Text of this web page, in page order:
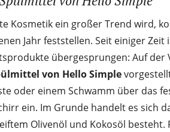
Kosmetik ein großer Trend wird,
Jahr feststellen. Seit einiger
übergesprungen: Auf der
von Hello Simple
oder einem Schwamm über das
ein. Im Grunde handelt es sich
Olivenöl und Kokosöl